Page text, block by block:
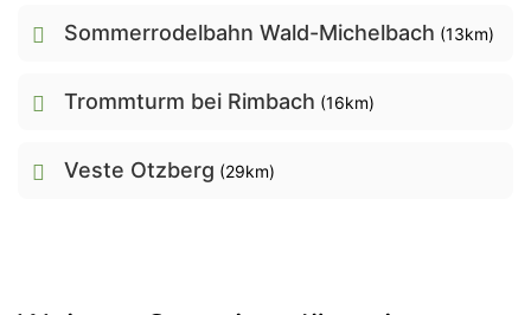
Sommerrodelbahn Wald-Michelbach (13km)
Trommturm bei Rimbach (16km)
Veste Otzberg (29km)